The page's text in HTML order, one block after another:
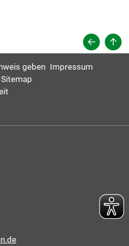
geben Impressum
Sitemap